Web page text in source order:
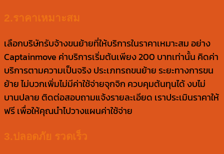
2.ราคาเหมาะสม
เลือกบริษัทรับจ้างขนย้ายที่ให้บริการในราคาเหมาะสม อย่าง
Captainmove ค่าบริการเริ่มต้นเพียง 200 บาทเท่านั้น คิดค่า
บริการตามความเป็นจริง ประเภทรถขนย้าย ระยะทางการขน
ย้าย ไม่บวกเพิ่มไม่มีค่าใช้จ่ายจุกจิก ควบคุมต้นทุนได้ งบไม่
บานปลาย ติดต่อสอบถามแจ้งรายละเอียด เราประเมินราคาให้
ฟรี เพื่อให้คุณนำไปวางแผนค่าใช้จ่าย
3.ปลอดภัย รวดเร็ว